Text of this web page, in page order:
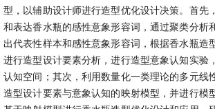
型，以辅助设计师进行造型优化设计决策。首先
和表达香水瓶的感性意象形容词，通过聚类分析
出代表性样本和感性意象形容词，根据香水瓶造
进行造型设计要素分析，进行造型意象认知实验
认知空间；其次，利用数量化一类理论的多元线
造型设计要素与意象认知的映射模型，并进行模